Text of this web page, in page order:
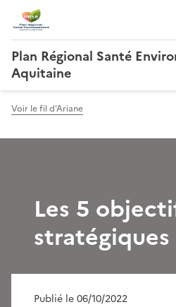
Plan Régional Santé
Aquitaine
Voir le fil d'Ariane
Les 5
stratégiques
Publié le 06/10/2022